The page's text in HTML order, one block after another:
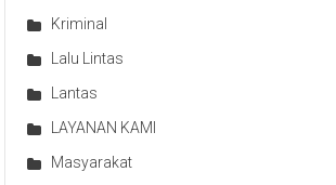
Kriminal
Lalu Lintas
Lantas
LAYANAN KAMI
Masyarakat